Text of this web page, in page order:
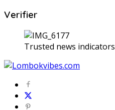
Verifier
Trusted news indicators